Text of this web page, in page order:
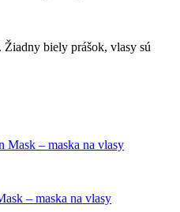
biely prášok, vlasy sú
– maska na vlasy